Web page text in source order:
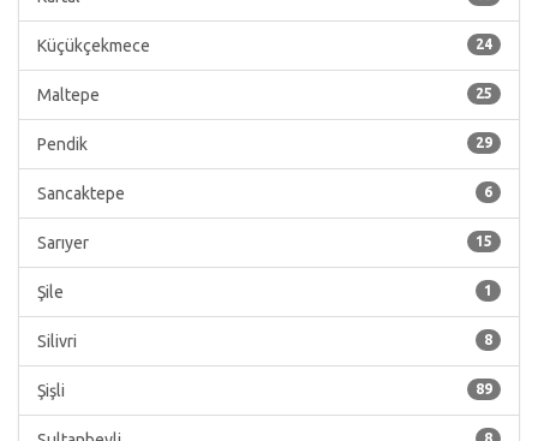
24
Küçükçekmece
25
Maltepe
29
Pendik
6
Sancaktepe
15
Sarıyer
1
Şile
8
Silivri
89
Şişli